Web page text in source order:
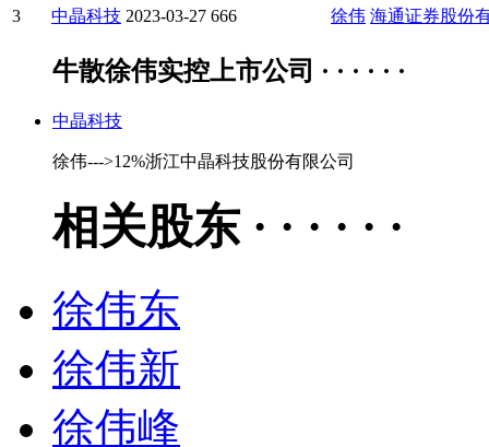
3
中晶科技 2023-03-27 666 徐伟 海通证券股份
牛散徐伟实控上市公司 · · · · · ·
中晶科技
徐伟--->12%浙江中晶科技股份有限公司
相关股东 · · · · · ·
徐伟东
徐伟新
徐伟峰